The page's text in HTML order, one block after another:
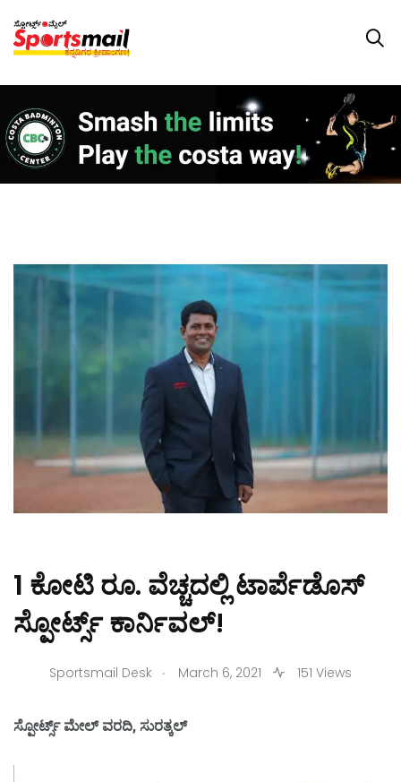
1 ಕೋಟಿ ರೂ. ವೆಚ್ಚದಲ್ಲಿ ಟಾರ್ಪೆಡೊಸ್
ಸ್ಪೋರ್ಟ್ಸ್ ಕಾರ್ನಿವಲ್!
Sportsmail Desk . March 6, 2021 151 Views
ಸ್ಪೋರ್ಟ್ಸ್ ಮೇಲ್ ವರದಿ, ಸುರತ್ಕಲ್